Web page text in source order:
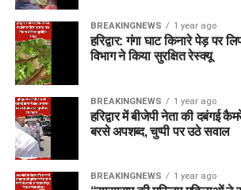
BREAKINGNEWS 1 year ago
हरिद्वार: गंगा घाट किनारे पेड़ पर
विभाग ने किया सुरक्षित रेस्क्यू
BREAKINGNEWS 1 year ago
हरिद्वार में बीजेपी नेता की दबंगई
बरसे अपशब्द, चुप्पी पर उठे सवाल
BREAKINGNEWS 1 year ago